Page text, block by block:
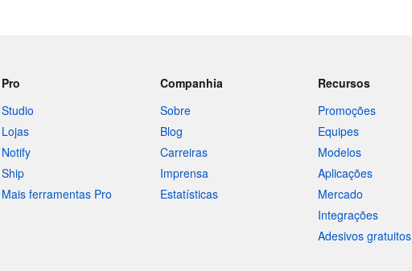
Pro
Studio
Lojas
Notify
Ship
Mais ferramentas Pro
Companhia
Sobre
Blog
Carreiras
Imprensa
Estatísticas
Recursos
Promoções
Equipes
Modelos
Aplicações
Mercado
Integrações
Adesivos gratuitos